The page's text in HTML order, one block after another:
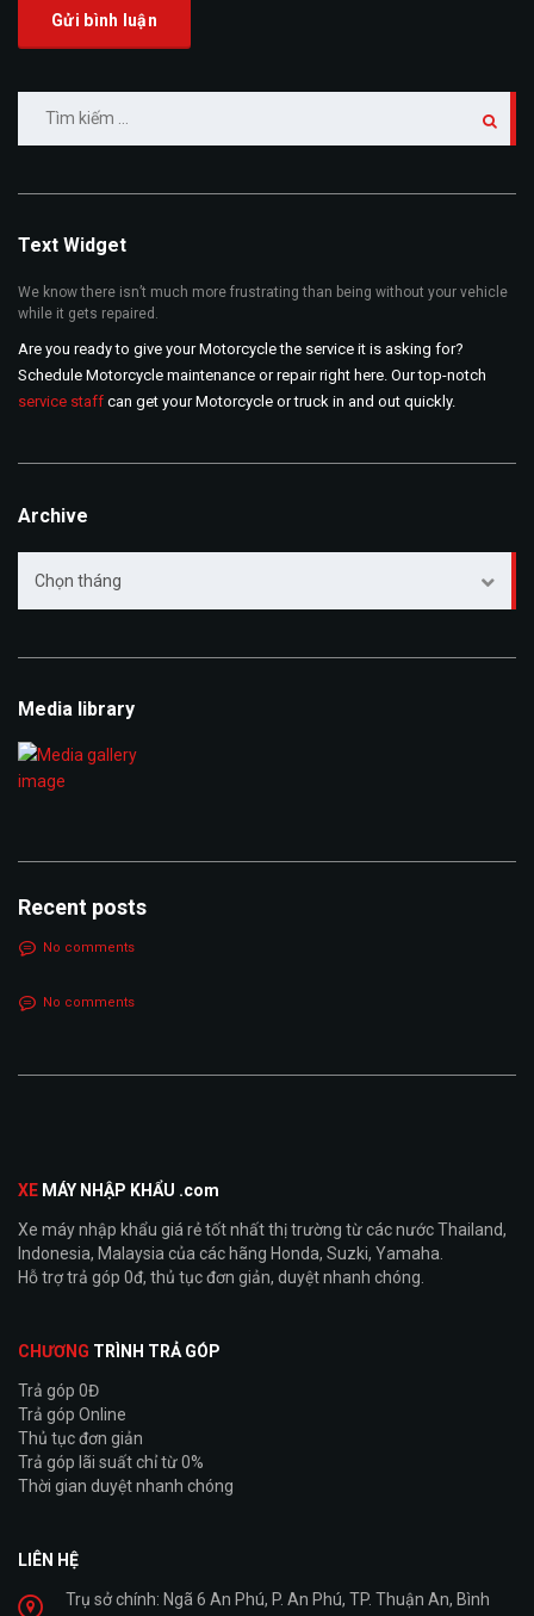
kiếm
Text Widget
We know there isn’t much more frustrating than being without your vehicle
while it gets repaired.
Are you ready to give your Motorcycle the service it is asking for?
Schedule Motorcycle maintenance or repair right here. Our top-notch
service staff can get your Motorcycle or truck in and out quickly.
Archive
Chọn tháng
Media library
Recent posts
No comments
No comments
XE MÁY NHẬP KHẨU .com
Xe máy nhập khẩu giá rẻ tốt nhất thị trường từ các nước Thailand,
Indonesia, Malaysia của các hãng Honda, Suzki, Yamaha.
Hỗ trợ trả góp 0đ, thủ tục đơn giản, duyệt nhanh chóng.
CHƯƠNG TRÌNH TRẢ GÓP
Trả góp 0Đ
Trả góp Online
Thủ tục đơn giản
Trả góp lãi suất chỉ từ 0%
Thời gian duyệt nhanh chóng
LIÊN HỆ
Trụ sở chính: Ngã 6 An Phú, P. An Phú, TP. Thuận An, Bình